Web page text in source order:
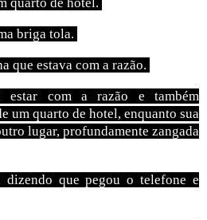
quarto de hotel.
briga tola.
que estava com a razão.
estar com a razão e também
um quarto de hotel, enquanto sua
lugar, profundamente zangada
que pegou o telefone e